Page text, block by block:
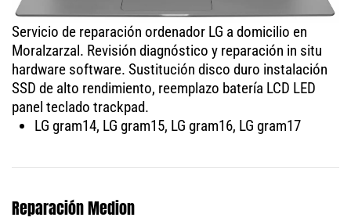
Servicio de reparación ordenador LG a domicilio en
Moralzarzal. Revisión diagnóstico y reparación in situ
hardware software. Sustitución disco duro instalación
SSD de alto rendimiento, reemplazo batería LCD LED
panel teclado trackpad.
LG gram14, LG gram15, LG gram16, LG gram17
Reparación Medion